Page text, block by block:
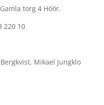
torg 4 Höör.
220 10
Mikael Jungklo